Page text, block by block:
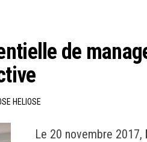
de
HELIOSE
Le 20 novembre 2017,